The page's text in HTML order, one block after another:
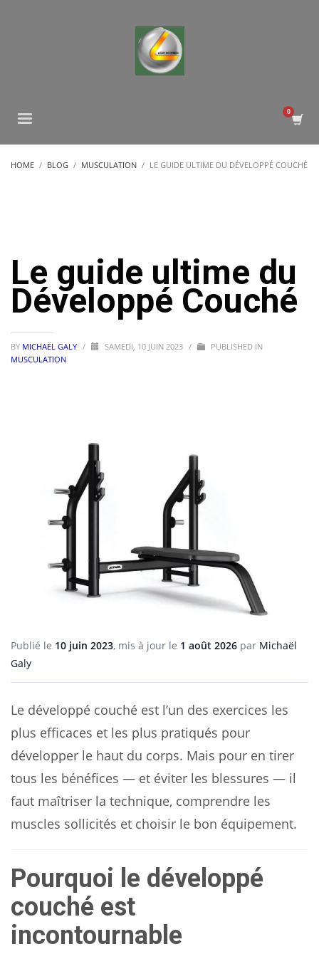
HOME BLOG MUSCULATION LE GUIDE ULTIME DU DÉVELOPPÉ COUCHÉ
Le guide ultime du
Développé Couché
BY MICHAËL GALY / SAMEDI, 10 JUIN 2023 /
PUBLISHED IN
MUSCULATION
Publié le 10 juin 2023, mis à jour le 1 août 2026 par Michaël
Galy
Le développé couché est l’un des exercices les
plus efficaces et les plus pratiqués pour
développer le haut du corps. Mais pour en tirer
tous les bénéfices — et éviter les blessures — il
faut maîtriser la technique, comprendre les
muscles sollicités et choisir le bon équipement.
Pourquoi le développé
couché est
incontournable